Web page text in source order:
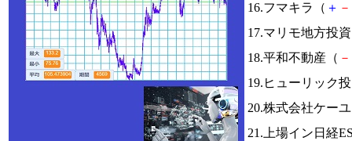
16.フマキラ（ ＋ －
17.マリモ地方投
18.平和不動産（ －
19.ヒューリック
20.株式会社ケー
21.上場イン日経